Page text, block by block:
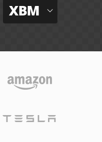
XBM